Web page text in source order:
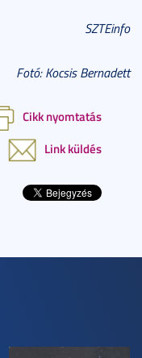
SZTEinfo
Fotó: Kocsis Bernadett
Cikk nyomtatás
Link küldés